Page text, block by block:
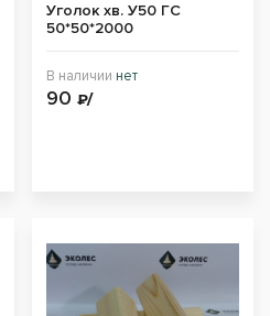
Уголок хв. У50 ГС
50*50*2000
В наличии нет
90 ₽/